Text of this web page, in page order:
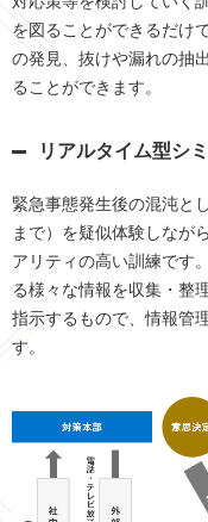
を図ることができるだけ
の発見、抜けや漏れの抽
ることができます。
リアルタイム型シ
緊急事態発生後の混沌と
まで）を疑似体験しなが
アリティの高い訓練です
る様々な情報を収集・整
指示するもので、情報管
す。